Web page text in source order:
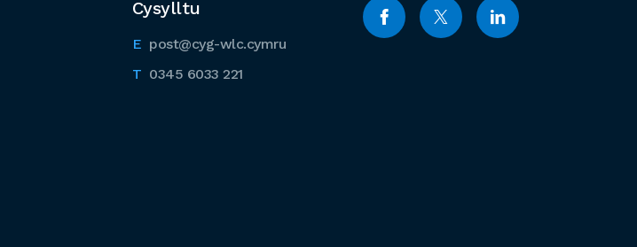
Cysylltu
post@cyg-wlc.cymru
0345 6033 221